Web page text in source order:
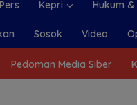
Kepri Hukum
Sosok Video
Pedoman Media Siber